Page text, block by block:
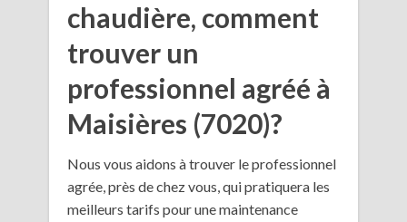
chaudière, comment
trouver un
professionnel agréé à
Maisières (7020)?
Nous vous aidons à trouver le professionnel
agrée, près de chez vous, qui pratiquera les
meilleurs tarifs pour une maintenance